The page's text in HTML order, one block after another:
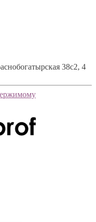
38с2, 4